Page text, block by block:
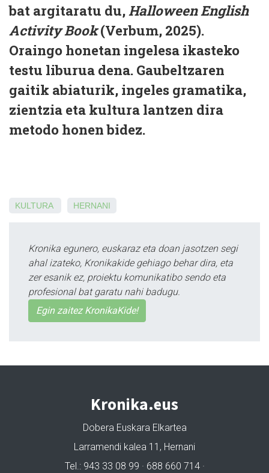
bat argitaratu du,Halloween English
Activity Book(Verbum, 2025).
Oraingo honetan ingelesa ikasteko
testu liburua dena. Gaubeltzaren
gaitik abiaturik, ingeles gramatika,
zientzia eta kultura lantzen dira
metodo honen bidez.
KULTURA HERNANI
Kronika egunero, euskaraz eta doan jasotzen segi
ahal izateko, Kronikakide gehiago behar dira, eta
zer esanik ez, proiektu komunikatibo sendo eta
profesional bat garatu nahi badugu.
Egin zaitez KronikaKide!
Kronika.eus
Dobera Euskara Elkartea
Larramendi kalea 11, Hernani
Tel.: 943 33 08 99 · 688 660 714 ·